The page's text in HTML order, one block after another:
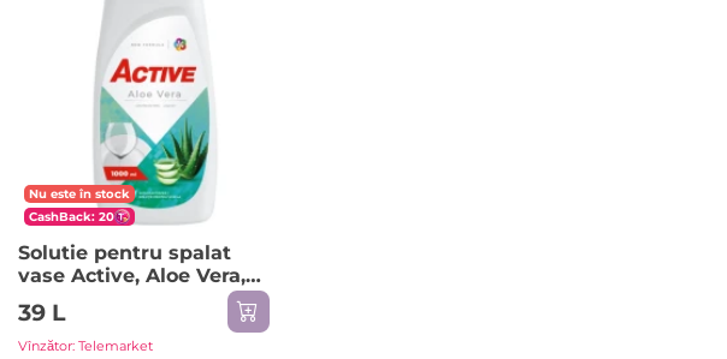
Nu este în stock
CashBack: 20
Solutie pentru spalat
vase Active, Aloe Vera,
1000 ml
39 L
Vînzător: Telemarket